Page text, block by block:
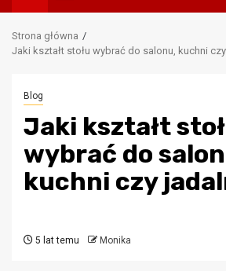
główne
Strona główna
Jaki kształt stołu wybrać do salonu, kuchni
Blog
Jaki kształt
wybrać do
kuchni czy
5 lat temu Monika